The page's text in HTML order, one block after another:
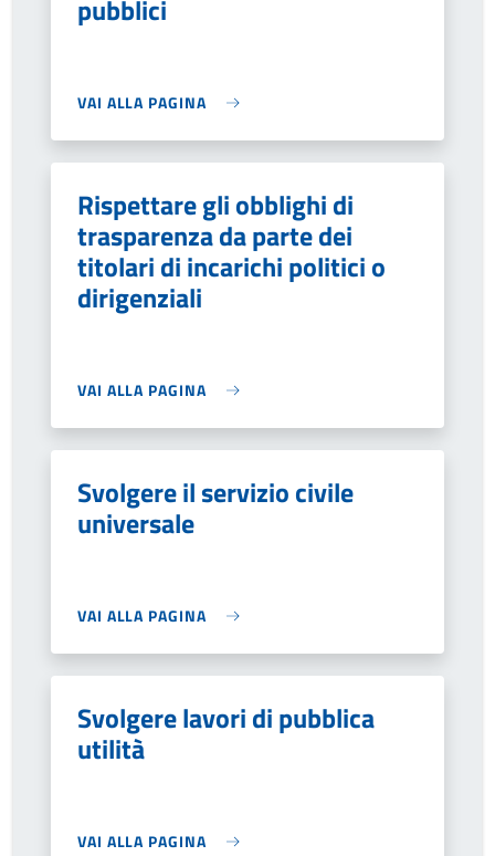
pubblici
VAI ALLA PAGINA
Rispettare gli obblighi di
trasparenza da parte dei
titolari di incarichi politici o
dirigenziali
VAI ALLA PAGINA
Svolgere il servizio civile
universale
VAI ALLA PAGINA
Svolgere lavori di pubblica
utilità
VAI ALLA PAGINA